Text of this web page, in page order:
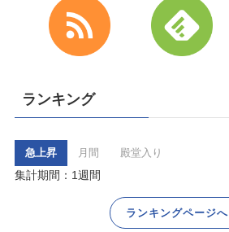
ランキング
急上昇 月間 殿堂入り
集計期間：1週間
ランキングページへ